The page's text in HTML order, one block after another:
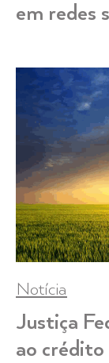
em redes
Notícia
Justiça
ao crédito